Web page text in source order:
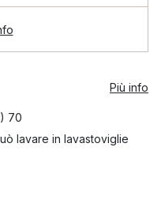
Più info
70
lavare in lavastoviglie